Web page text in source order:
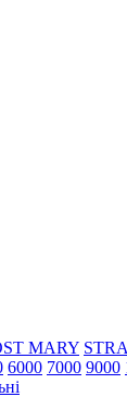
MARY
6000 7000 9000